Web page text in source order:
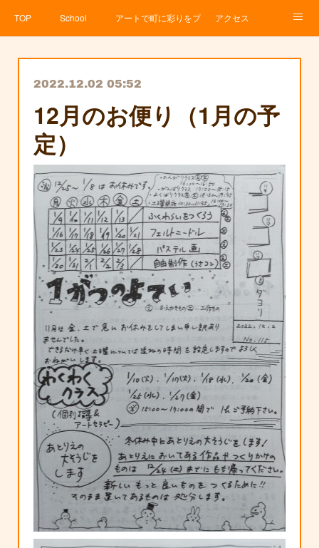
TOP School アートで町に彩りをプロジェクト
アクセス
2022.12.02 05:52
12月のお便り（1月の予
定）